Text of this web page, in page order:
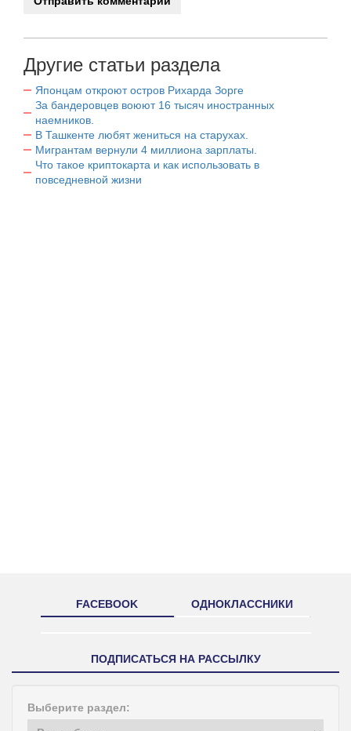
Другие статьи раздела
Японцам откроют остров Рихарда Зорге
За бандеровцев воюют 16 тысяч иностранных
наемников.
В Ташкенте любят жениться на старухах.
Мигрантам вернули 4 миллиона зарплаты.
Что такое криптокарта и как использовать в
повседневной жизни
FACEBOOK ОДНОКЛАССНИКИ
ПОДПИСАТЬСЯ НА РАССЫЛКУ
Выберите раздел: